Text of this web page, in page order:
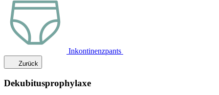
Inkontinenzpants
Zurück
Dekubitusprophylaxe